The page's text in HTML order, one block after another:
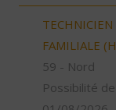
TECHNICIEN
FAMILIALE
59 - Nord
Possibilité